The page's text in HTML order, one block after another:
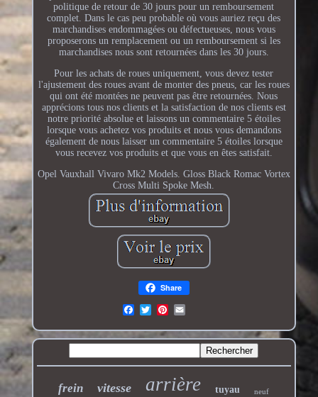
politique de retour de 30 jours pour un remboursement
complet. Dans le cas peu probable où vous auriez reçu des
marchandises endommagées ou défectueuses, nous vous
proposerons un remplacement ou un remboursement si les
marchandises nous sont retournées dans les 30 jours.
Pour les achats de roues uniquement, vous devez tester
l'ajustement des roues avant de monter des pneus, car les roues
qui ont été montées ne peuvent pas être retournées. Nous
apprécions tous nos clients et la satisfaction de nos clients est
notre priorité absolue et laissons un commentaire 5 étoiles
lorsque vous achetez vos produits et nous vous demandons
également de nous laisser un commentaire 5 étoiles lorsque
vous recevez vos produits et que vous en êtes satisfait.
Opel Vauxhall Vivaro Mk2 Models. Gloss Black Romac Vortex
Cross Multi Spoke Mesh.
Share
frein vitesse arrière tuyau neuf